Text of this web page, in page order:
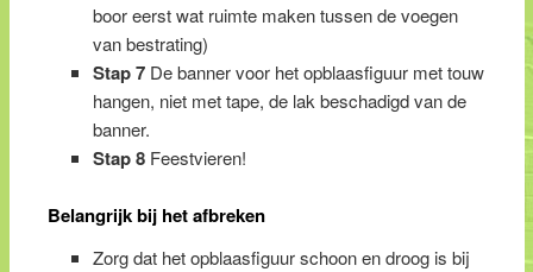
boor eerst wat ruimte maken tussen de voegen
van bestrating)
Stap 7De banner voor het opblaasfiguur met touw
hangen, niet met tape, de lak beschadigd van de
banner.
Stap 8Feestvieren!
Belangrijk bij het afbreken
Zorg dat het opblaasfiguur schoon en droog is bij